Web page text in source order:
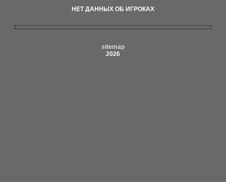
НЕТ ДАННЫХ ОБ ИГРОКАХ
sitemap
2026